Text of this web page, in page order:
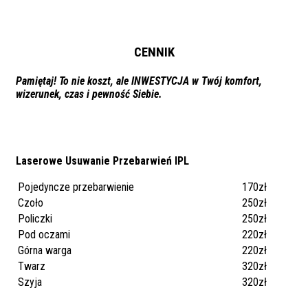
CENNIK
Pamiętaj! To nie koszt, ale INWESTYCJA w Twój komfort,
wizerunek, czas i pewność Siebie.
Laserowe Usuwanie Przebarwień IPL
Pojedyncze przebarwienie
170zł
Czoło
250zł
Policzki
250zł
Pod oczami
220zł
Górna warga
220zł
Twarz
320zł
Szyja
320zł